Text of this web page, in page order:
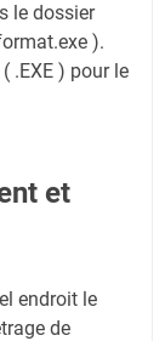
le dossier
).
.EXE ) pour le
et
endroit le
de